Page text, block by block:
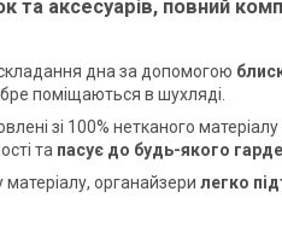
та аксесуарів, повний
дна за допомогою
поміщаються в шухляді.
зі 100% нетканого матеріалу
та пасує до будь-якого
органайзери легко